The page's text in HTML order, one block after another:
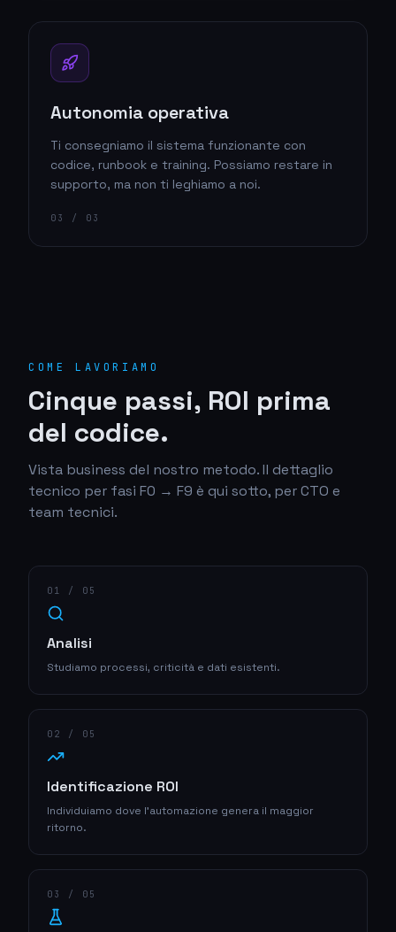
Autonomia operativa
Ti consegniamo il sistema funzionante con
codice, runbook e training. Possiamo restare in
supporto, ma non ti leghiamo a noi.
0 3 / 03
COME LAVORIAMO
Cinque passi, ROI prima
del codice.
Vista business del nostro metodo. Il dettaglio
tecnico per fasi F0 → F9 è qui sotto, per CTO e
team tecnici.
0 1 / 05
Analisi
Studiamo processi, criticità e dati esistenti.
0 2 / 05
Identificazione ROI
Individuiamo dove l'automazione genera il maggior
ritorno.
0 3 / 05